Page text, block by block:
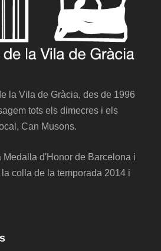
la Vila de Gràcia, des de 1996
tots els dimecres i els
Can Musons.
Medalla d'Honor de Barcelona i
colla de la temporada 2014 i